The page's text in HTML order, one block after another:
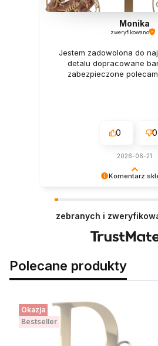
Komentarz
Monika
zweryfikowano
Jestem zadowolona do
detalu dopracowane
zabezpieczone
0 0
2026-06-21
zebranych i
Polecane produkty
Okazja
Bestseller